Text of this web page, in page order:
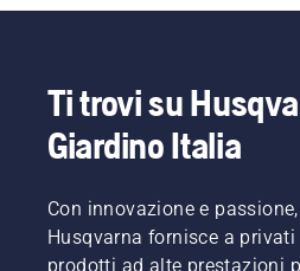
Ti trovi su
Giardino Italia
Con innovazione e
Husqvarna fornisce a
prodotti ad alte prestazioni